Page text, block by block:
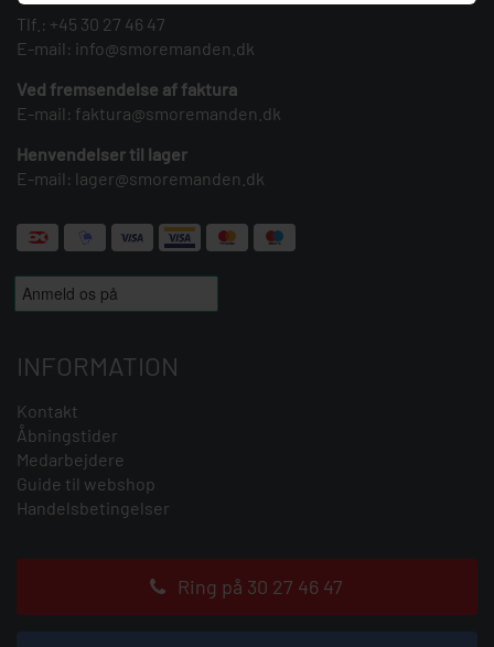
Tlf.: +45 30 27 46 47
E-mail: info@smoremanden.dk
Ved fremsendelse af faktura
E-mail: faktura@smoremanden.dk
Henvendelser til lager
E-mail: lager@smoremanden.dk
INFORMATION
Kontakt
Åbningstider
Medarbejdere
Guide til webshop
Handelsbetingelser
Ring på 30 27 46 47